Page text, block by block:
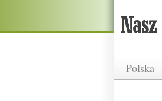
Polska